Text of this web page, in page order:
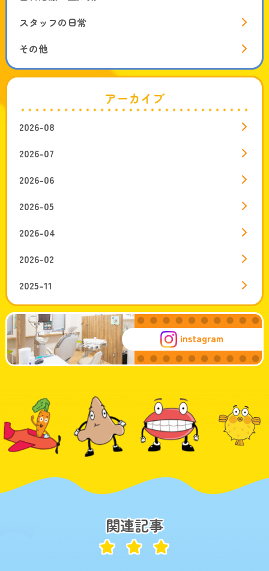
スタッフの日常
その他
アーカイブ
2026-08
2026-07
2026-06
2026-05
2026-04
2026-02
2025-11
instagram
関連記事